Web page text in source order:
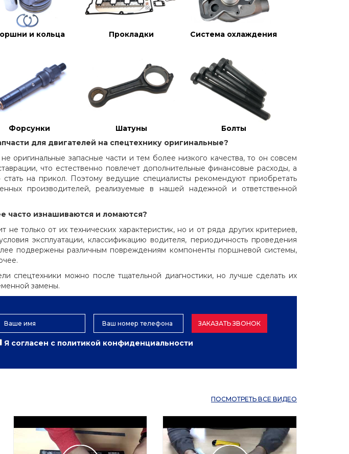
и кольца Прокладки Система охлаждения
Форсунки Шатуны
Болты
для двигателей на спецтехнику оригинальные?
оригинальные запасные части и тем более низкого качества, то он совсем
что естественно повлечет дополнительные финансовые расходы, а
на прикол. Поэтому ведущие специалисты рекомендуют приобретать
производителей, реализуемые в нашей надежной и ответственной
часто изнашиваются и ломаются?
только от их технических характеристик, но и от ряда других критериев,
эксплуатации, классификацию водителя, периодичность проведения
подвержены различным повреждениям компоненты поршневой системы,
спецтехники можно после тщательной диагностики, но лучше сделать их
замены.
ЗАКАЗАТЬ ЗВОНОК
Я согласен с политикой конфиденциальности
ПОСМОТРЕТЬ ВСЕ ВИДЕО